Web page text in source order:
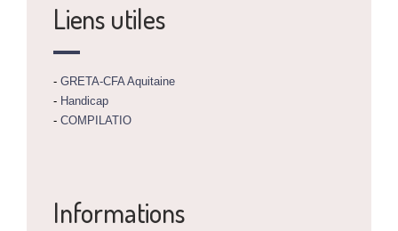
Liens utiles
- GRETA-CFA Aquitaine
- Handicap
- COMPILATIO
Informations